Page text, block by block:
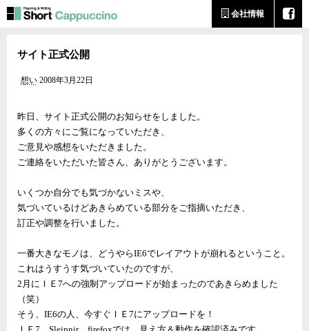
会社情報
サイト正式公開
想い 2008年3月22日
昨日、サイト正式公開のお知らせをしました。
多くの方々にご覧になっていただき、
ご意見や感想をいただきました。
ご連絡をいただいた皆さん、ありがとうございます。
いくつか自分でも気づかないミスや、
気づいているけどあきらめている部分をご指摘いただき、
訂正や調整を行いました。
一番大きなモノは、どうやらIE6でレイアウトが崩れるということ。
これはうすうす気づいていたのですが、
2月にＩＥ7への強制アップロードが始まったのであきらめました
（笑）
そう、IE6の人、今すぐＩＥ7にアップロードを！